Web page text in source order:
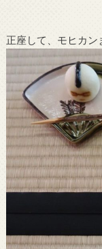
正座して、モヒカン